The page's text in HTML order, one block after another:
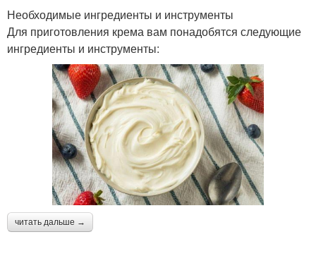
Необходимые ингредиенты и инструменты
Для приготовления крема вам понадобятся следующие
ингредиенты и инструменты:
читать дальше →